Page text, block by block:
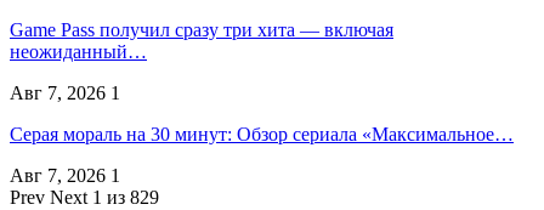
Game Pass получил сразу три хита — включая
неожиданный…
Авг 7, 2026 1
Серая мораль на 30 минут: Обзор сериала «Максимальное…
Авг 7, 2026 1
Prev Next 1 из 829